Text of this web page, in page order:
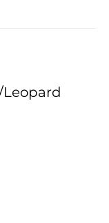
Leopard